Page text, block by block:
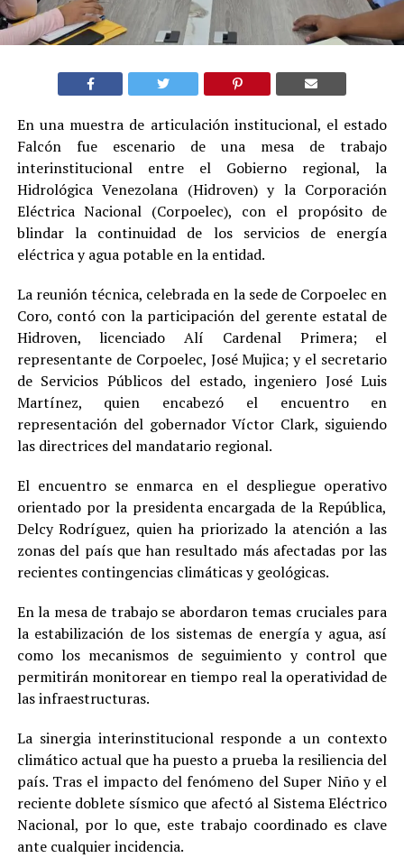
En una muestra de articulación institucional, el estado
Falcón fue escenario de una mesa de trabajo
interinstitucional entre el Gobierno regional, la
Hidrológica Venezolana (Hidroven) y la Corporación
Eléctrica Nacional (Corpoelec), con el propósito de
blindar la continuidad de los servicios de energía
eléctrica y agua potable en la entidad.
La reunión técnica, celebrada en la sede de Corpoelec en
Coro, contó con la participación del gerente estatal de
Hidroven, licenciado Alí Cardenal Primera; el
representante de Corpoelec, José Mujica; y el secretario
de Servicios Públicos del estado, ingeniero José Luis
Martínez, quien encabezó el encuentro en
representación del gobernador Víctor Clark, siguiendo
las directrices del mandatario regional.
El encuentro se enmarca en el despliegue operativo
orientado por la presidenta encargada de la República,
Delcy Rodríguez, quien ha priorizado la atención a las
zonas del país que han resultado más afectadas por las
recientes contingencias climáticas y geológicas.
En la mesa de trabajo se abordaron temas cruciales para
la estabilización de los sistemas de energía y agua, así
como los mecanismos de seguimiento y control que
permitirán monitorear en tiempo real la operatividad de
las infraestructuras.
La sinergia interinstitucional responde a un contexto
climático actual que ha puesto a prueba la resiliencia del
país. Tras el impacto del fenómeno del Super Niño y el
reciente doblete sísmico que afectó al Sistema Eléctrico
Nacional, por lo que, este trabajo coordinado es clave
ante cualquier incidencia.